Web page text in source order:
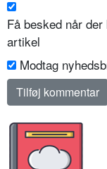
Få besked når
artikel
Modtag